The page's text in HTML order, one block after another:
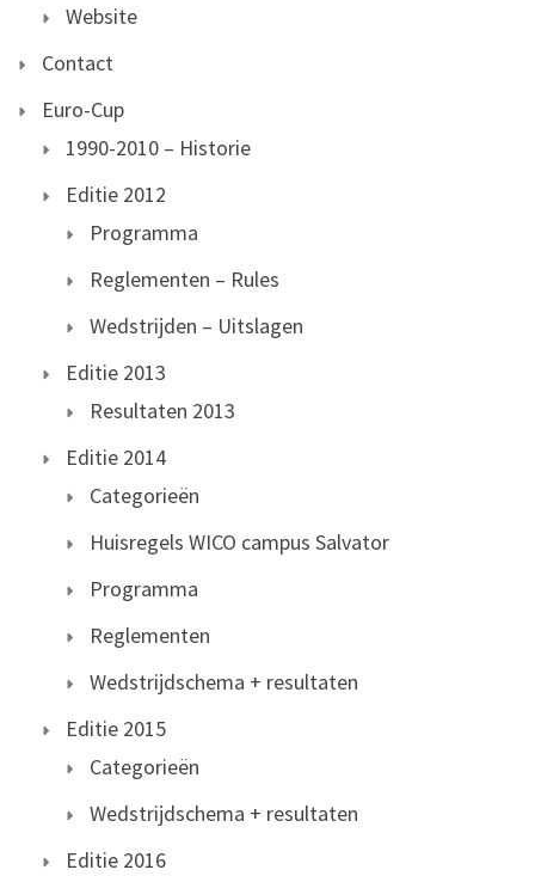
Website
Contact
Euro-Cup
1990-2010 – Historie
Editie 2012
Programma
Reglementen – Rules
Wedstrijden – Uitslagen
Editie 2013
Resultaten 2013
Editie 2014
Categorieën
Huisregels WICO campus Salvator
Programma
Reglementen
Wedstrijdschema + resultaten
Editie 2015
Categorieën
Wedstrijdschema + resultaten
Editie 2016